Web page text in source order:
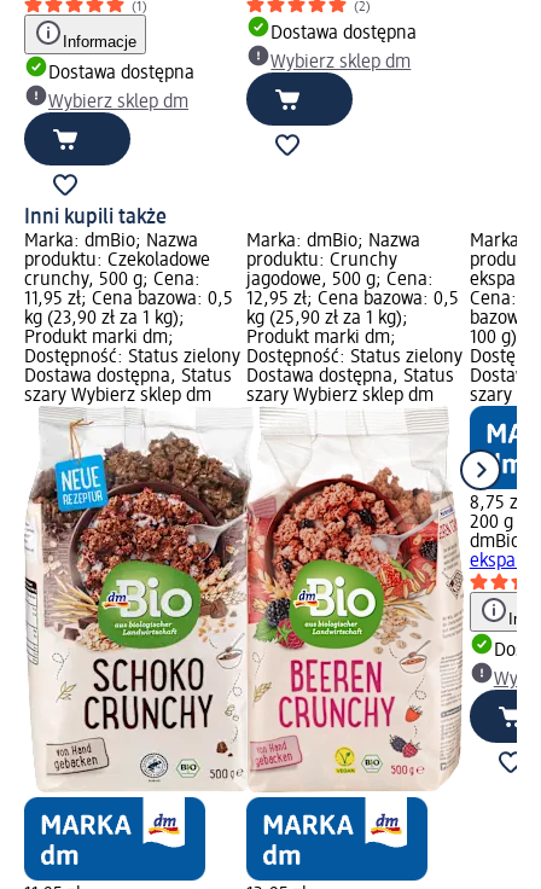
(1)
Informacje
Dostawa dostępna
Wybierz sklep dm
(2)
Dostawa dostępna
Wybierz sklep dm
Inni kupili także
Marka: dmBio; Nazwa
produktu: Czekoladowe
crunchy, 500 g; Cena:
11,95 zł; Cena bazowa: 0,5
kg (23,90 zł za 1 kg);
Produkt marki dm;
Dostępność: Status zielony
Dostawa dostępna, Status
szary Wybierz sklep dm
Marka: dmBio; Nazwa
produktu: Crunchy
jagodowe, 500 g; Cena:
12,95 zł; Cena bazowa: 0,5
kg (25,90 zł za 1 kg);
Produkt marki dm;
Dostępność: Status zielony
Dostawa dostępna, Status
szary Wybierz sklep dm
Marka:
Cena:
bazowa:
100 g);
szary
8,75 zł
200 g
dmBio